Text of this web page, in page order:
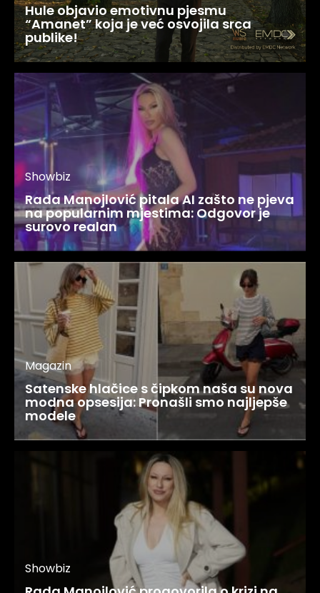
Hule objavio emotivnu pjesmu
“Amanet” koja je već osvojila srca
publike!
Showbiz
Rada Manojlović pitala AI zašto ne pjeva
na popularnim mjestima: Odgovor je
surovo realan
Magazin
Satenske hlačice s čipkom naša su nova
modna opsesija: Pronašli smo najljepše
modele
Showbiz